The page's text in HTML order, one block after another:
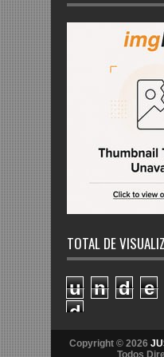
TOTAL DE
u n d e
d
Copyright © 2026
Todos